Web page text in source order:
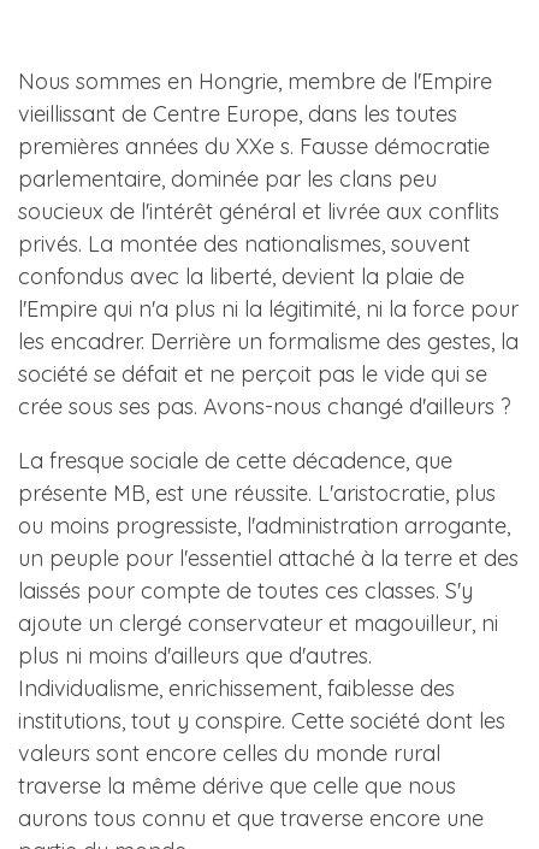
Nous sommes en Hongrie, membre de l'Empire
vieillissant de Centre Europe, dans les toutes
premières années du XXe s. Fausse démocratie
parlementaire, dominée par les clans peu
soucieux de l'intérêt général et livrée aux conflits
privés. La montée des nationalismes, souvent
confondus avec la liberté, devient la plaie de
l'Empire qui n'a plus ni la légitimité, ni la force pour
les encadrer. Derrière un formalisme des gestes, la
société se défait et ne perçoit pas le vide qui se
crée sous ses pas. Avons-nous changé d'ailleurs ?
La fresque sociale de cette décadence, que
présente MB, est une réussite. L'aristocratie, plus
ou moins progressiste, l'administration arrogante,
un peuple pour l'essentiel attaché à la terre et des
laissés pour compte de toutes ces classes. S'y
ajoute un clergé conservateur et magouilleur, ni
plus ni moins d'ailleurs que d'autres.
Individualisme, enrichissement, faiblesse des
institutions, tout y conspire. Cette société dont les
valeurs sont encore celles du monde rural
traverse la même dérive que celle que nous
aurons tous connu et que traverse encore une